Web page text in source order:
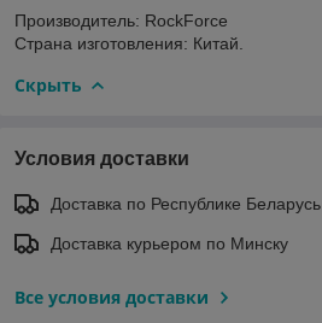
Производитель: RockForce
Страна изготовления: Китай.
Скрыть
Условия доставки
Доставка по Республике Беларусь
Доставка курьером по Минску
Все условия доставки